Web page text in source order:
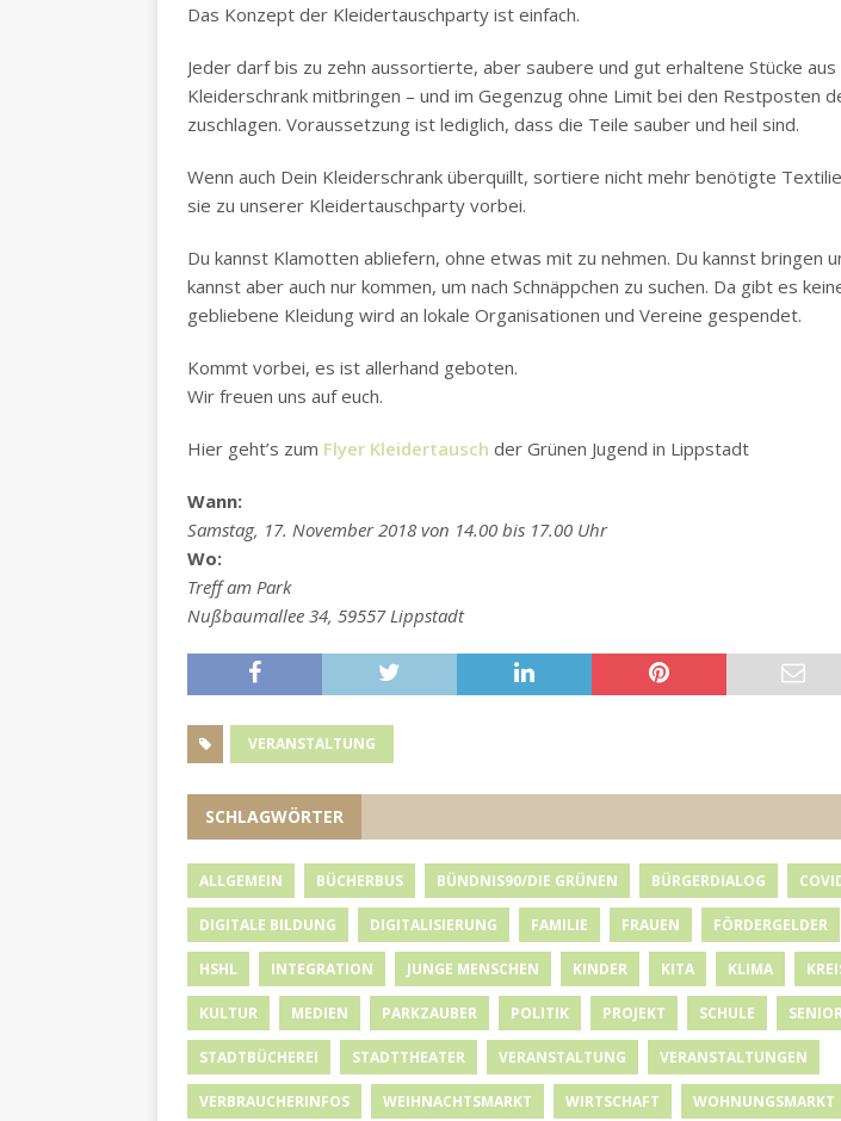
Das Konzept der Kleidertauschparty ist einfach.
Jeder darf bis zu zehn aussortierte, aber saubere und gut erhaltene Stücke
Kleiderschrank mitbringen – und im Gegenzug ohne Limit bei den Restposten
zuschlagen. Voraussetzung ist lediglich, dass die Teile sauber und heil sind.
Wenn auch Dein Kleiderschrank überquillt, sortiere nicht mehr benötigte
sie zu unserer Kleidertauschparty vorbei.
Du kannst Klamotten abliefern, ohne etwas mit zu nehmen. Du kannst bringen
kannst aber auch nur kommen, um nach Schnäppchen zu suchen. Da gibt es
gebliebene Kleidung wird an lokale Organisationen und Vereine gespendet.
Kommt vorbei, es ist allerhand geboten.
Wir freuen uns auf euch.
Hier geht’s zum Flyer Kleidertausch der Grünen Jugend in Lippstadt
Wann:
Samstag, 17. November 2018 von 14.00 bis 17.00 Uhr
Wo:
Treff am Park
Nußbaumallee 34, 59557 Lippstadt
VERANSTALTUNG
SCHLAGWÖRTER
ALLGEMEIN BÜCHERBUS BÜNDNIS90/DIE GRÜNEN BÜRGERDIALOG
DIGITALE BILDUNG DIGITALISIERUNG FAMILIE FRAUEN FÖRDERGELDER
HSHL INTEGRATION JUNGE MENSCHEN KINDER KITA KLIMA
KULTUR MEDIEN PARKZAUBER POLITIK PROJEKT SCHULE
STADTBÜCHEREI STADTTHEATER VERANSTALTUNG VERANSTALTUNGEN
VERBRAUCHERINFOS WEIHNACHTSMARKT WIRTSCHAFT WOHNUNGSMARKT